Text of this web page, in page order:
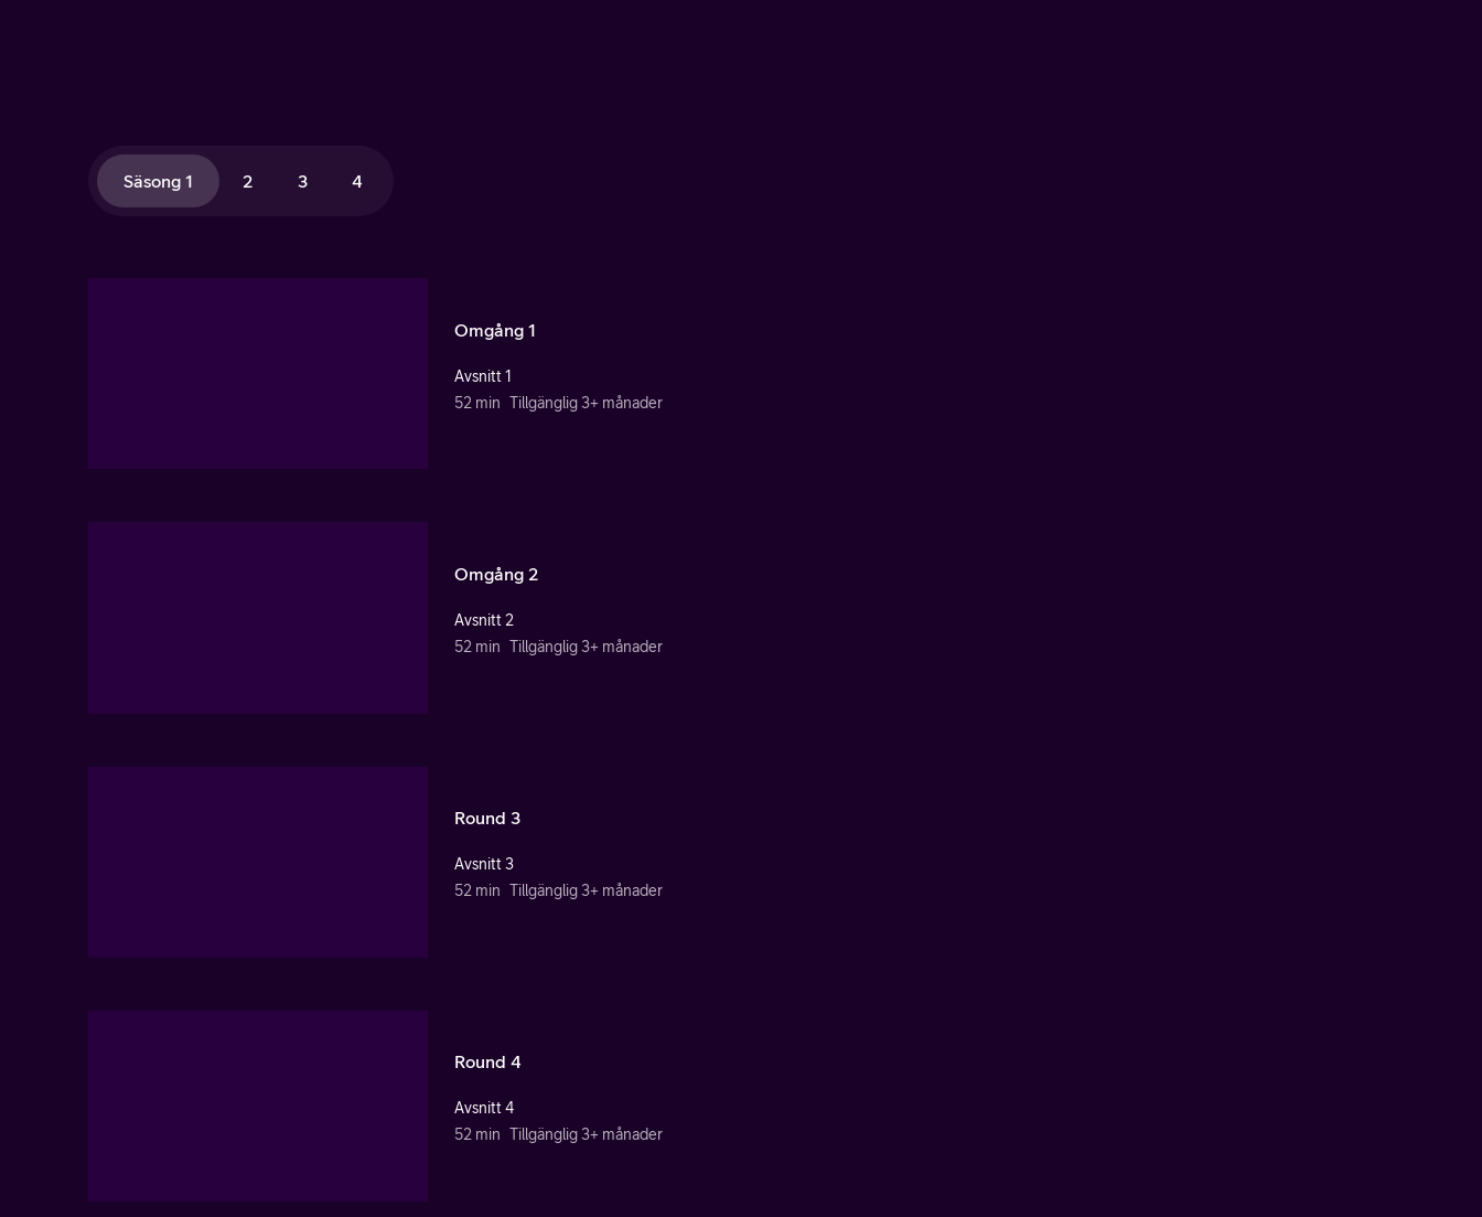
Säsong 1 2 3 4
Omgång 1
Avsnitt 1
52 min Tillgänglig 3+ månader
Omgång 2
Avsnitt 2
52 min Tillgänglig 3+ månader
Round 3
Avsnitt 3
52 min Tillgänglig 3+ månader
Round 4
Avsnitt 4
52 min Tillgänglig 3+ månader